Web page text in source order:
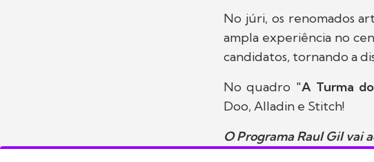
No júri, os renomados
ampla experiência no
candidatos, tornando a
No quadro "A Turma
Doo, Alladin e Stitch!
O Programa Raul Gil vai